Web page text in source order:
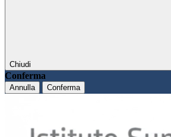
Chiudi
Conferma
Annulla Conferma